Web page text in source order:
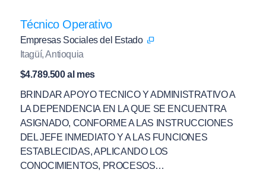
Técnico Operativo
Empresas Sociales del Estado
Itagüí, Antioquia
$4.789.500 al mes
BRINDAR APOYO TECNICO Y ADMINISTRATIVO A
LA DEPENDENCIA EN LA QUE SE ENCUENTRA
ASIGNADO, CONFORME A LAS INSTRUCCIONES
DEL JEFE INMEDIATO Y A LAS FUNCIONES
ESTABLECIDAS, APLICANDO LOS
CONOCIMIENTOS, PROCESOS…